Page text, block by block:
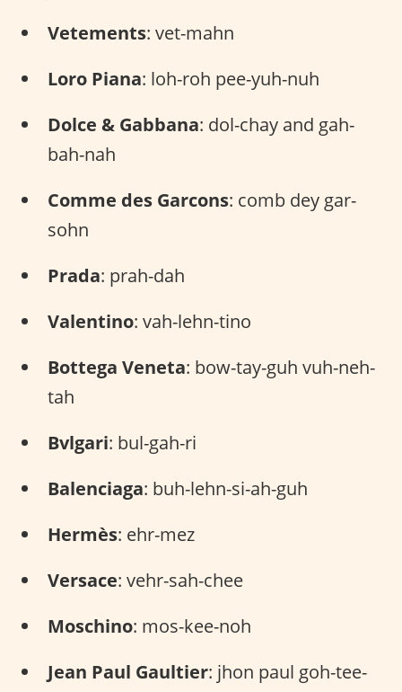
Vetements: vet-mahn
Loro Piana: loh-roh pee-yuh-nuh
Dolce & Gabbana: dol-chay and gah-
bah-nah
Comme des Garcons: comb dey gar-
sohn
Prada: prah-dah
Valentino: vah-lehn-tino
Bottega Veneta: bow-tay-guh vuh-neh-
tah
Bvlgari: bul-gah-ri
Balenciaga: buh-lehn-si-ah-guh
Hermès: ehr-mez
Versace: vehr-sah-chee
Moschino: mos-kee-noh
Jean Paul Gaultier: jhon paul goh-tee-